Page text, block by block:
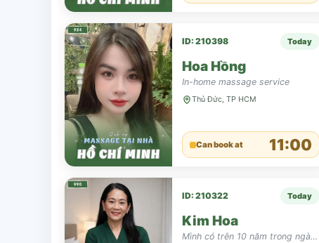
ID: 210398 Today
Hoa Hồng
In-home massage service
Thủ Đức, TP HCM
Can book at 11:00
ID: 210322 Today
Kim Hoa
Mình có trên 10 năm trong ngành massage, mình có thể thực hiện được hầu hết các bài massa.